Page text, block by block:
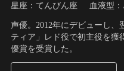
星座：てんびん座 血液型
声優。2012年にデビューし
ティア」レド役で初主役を獲
優賞を受賞した。